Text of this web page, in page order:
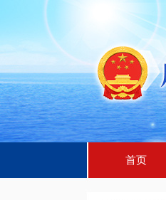
首页